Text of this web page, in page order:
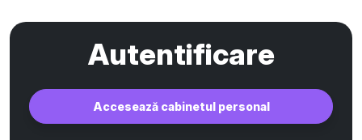
Autentificare
Accesează cabinetul personal